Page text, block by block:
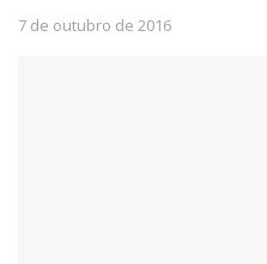
7 de outubro de 2016